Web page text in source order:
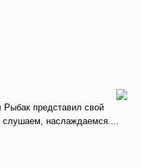
Рыбак представил свой
слушаем, наслаждаемся....